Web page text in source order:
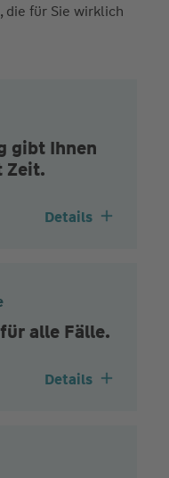
die für Sie wirklich
gibt Ihnen
Zeit.
Details
alle Fälle.
Details